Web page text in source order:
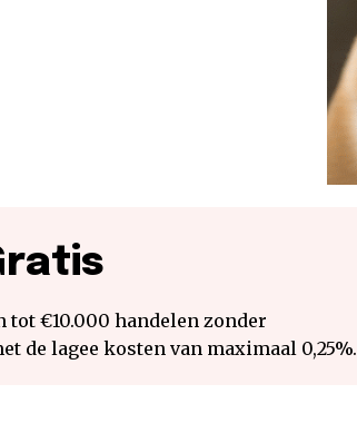
tot €10.000 handelen zonder
de lagee kosten van maximaal 0,25%.